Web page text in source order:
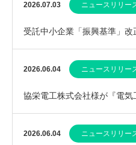
2026.07.03 ニュースリリー
受託中小企業「振興基準」改
続き推奨されました
2026.06.04 ニュースリリー
協栄電工株式会社様が『電
EcoChange活用を紹介
2026.06.04 ニュースリリー